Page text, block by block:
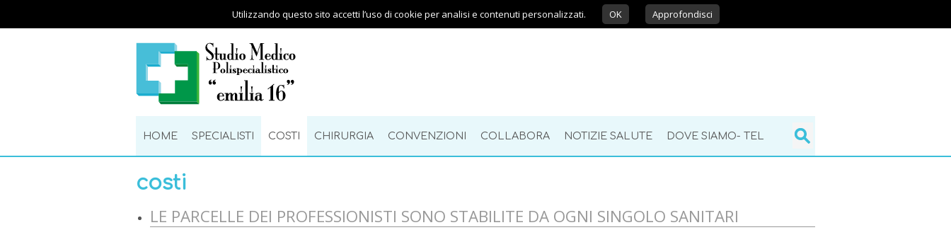
Utilizzando questo sito accetti l’uso di cookie per analisi e contenuti personalizzati. OK Approfondisci
HOME SPECIALISTI COSTI CHIRURGIA CONVENZIONI COLLABORA NOTIZIE SALUTE DOVE SIAMO- TEL
costi
LE PARCELLE DEI PROFESSIONISTI SONO STABILITE DA OGNI SINGOLO SANITARI